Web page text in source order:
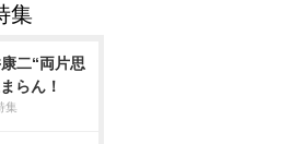
二“両片思
らん！
集